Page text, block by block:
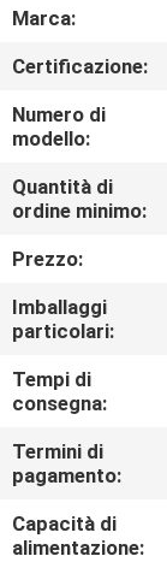
GIRO
DELLA
FABBRICA
DI
QUALITÀ
RICHIEDA
UNA
CITAZIONE
Marca:
Certificazione:
Numero di
modello:
Quantità di
ordine minimo:
Prezzo:
Imballaggi
particolari:
Tempi di
consegna:
Termini di
pagamento:
Capacità di
alimentazione: